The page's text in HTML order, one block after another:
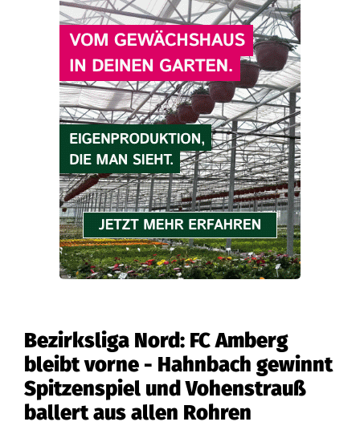
Bezirksliga Nord: FC Amberg
bleibt vorne - Hahnbach gewinnt
Spitzenspiel und Vohenstrauß
ballert aus allen Rohren